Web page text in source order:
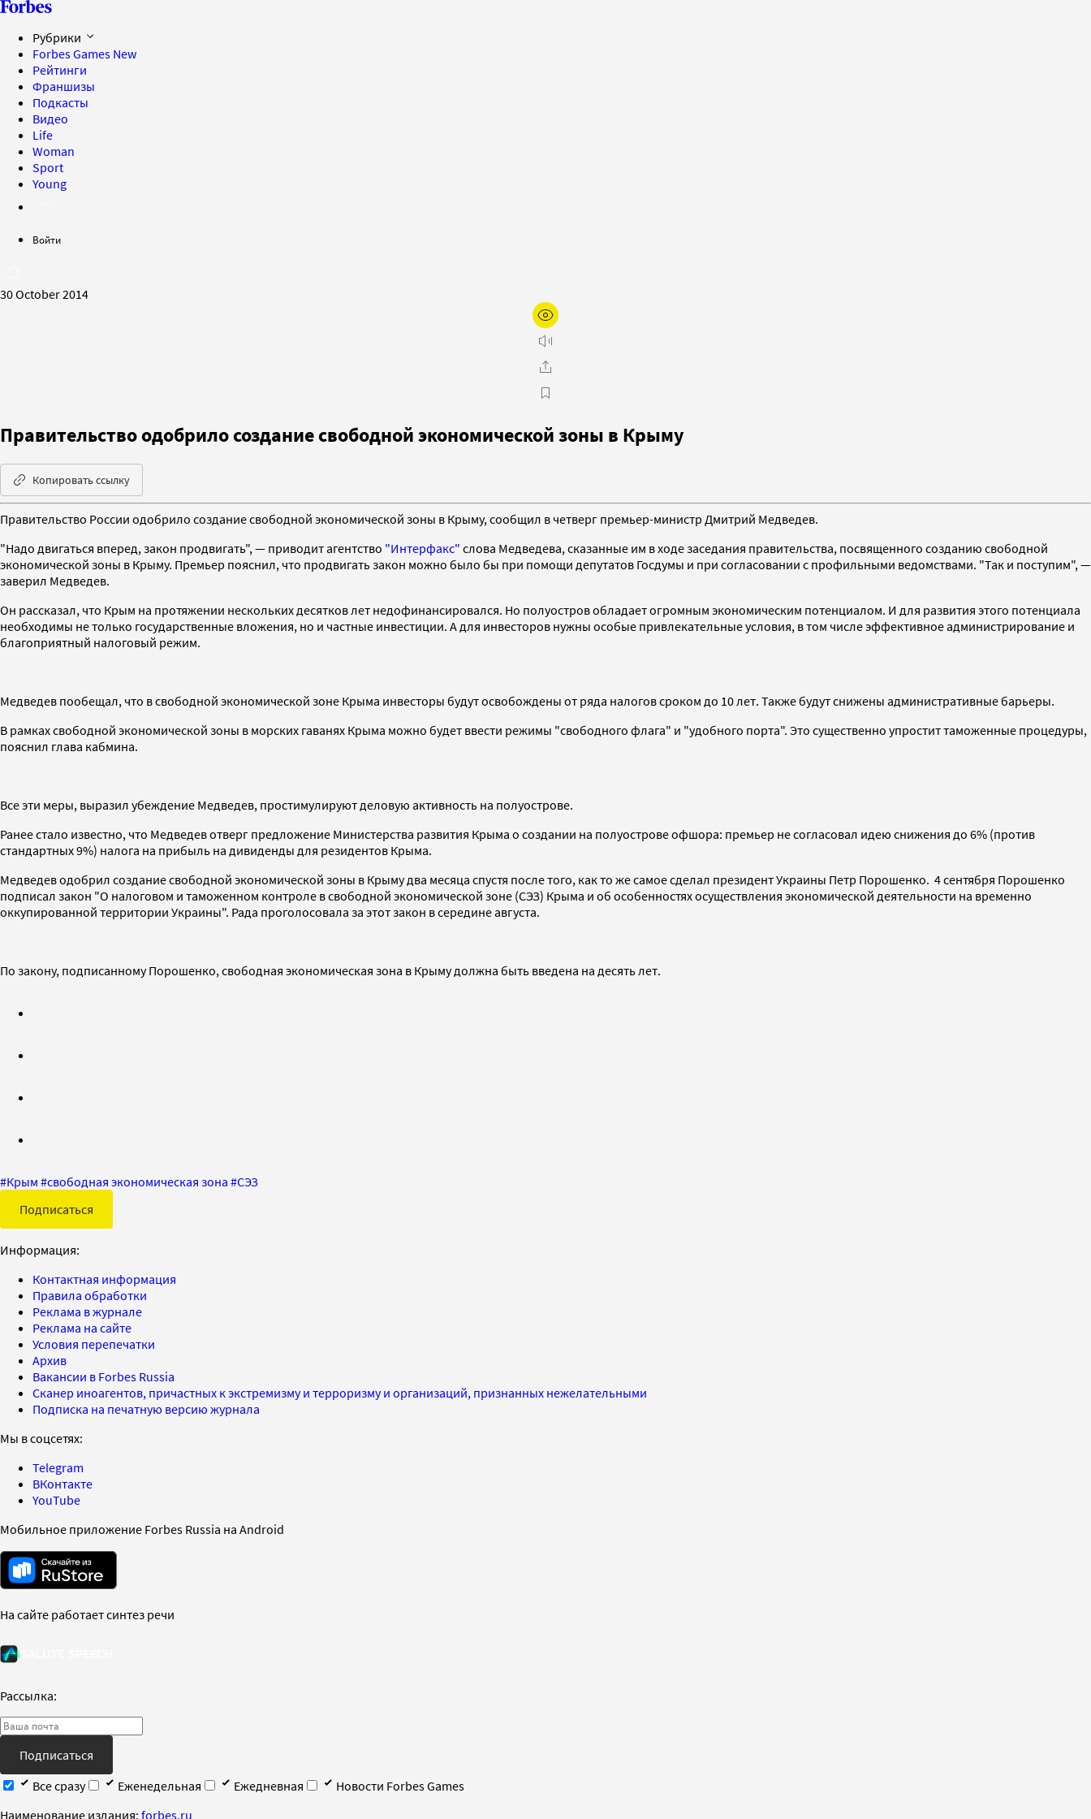
Рубрики
Forbes Games New
Рейтинги
Франшизы
Подкасты
Видео
Life
Woman
Sport
Young
Войти
30 October 2014
Правительство одобрило создание свободной экономической зоны в Крыму
Копировать ссылку
Правительство России одобрило создание свободной экономической зоны в Крыму, сообщил в четверг премьер-министр Дмитрий Медведев.
"Надо двигаться вперед, закон продвигать", — приводит агентство "Интерфакс" слова Медведева, сказанные им в ходе заседания правительства, посвященного созданию свободной
экономической зоны в Крыму. Премьер пояснил, что продвигать закон можно было бы при помощи депутатов Госдумы и при согласовании с профильными ведомствами. "Так и поступим", —
заверил Медведев.
Он рассказал, что Крым на протяжении нескольких десятков лет недофинансировался. Но полуостров обладает огромным экономическим потенциалом. И для развития этого потенциала
необходимы не только государственные вложения, но и частные инвестиции. А для инвесторов нужны особые привлекательные условия, в том числе эффективное администрирование и
благоприятный налоговый режим.
Медведев пообещал, что в свободной экономической зоне Крыма инвесторы будут освобождены от ряда налогов сроком до 10 лет. Также будут снижены административные барьеры.
В рамках свободной экономической зоны в морских гаванях Крыма можно будет ввести режимы "свободного флага" и "удобного порта". Это существенно упростит таможенные процедуры,
пояснил глава кабмина.
Все эти меры, выразил убеждение Медведев, простимулируют деловую активность на полуострове.
Ранее стало известно, что Медведев отверг предложение Министерства развития Крыма о создании на полуострове офшора: премьер не согласовал идею снижения до 6% (против
стандартных 9%) налога на прибыль на дивиденды для резидентов Крыма.
Медведев одобрил создание свободной экономической зоны в Крыму два месяца спустя после того, как то же самое сделал президент Украины Петр Порошенко. 4 сентября Порошенко
подписал закон "О налоговом и таможенном контроле в свободной экономической зоне (СЭЗ) Крыма и об особенностях осуществления экономической деятельности на временно
оккупированной территории Украины". Рада проголосовала за этот закон в середине августа.
По закону, подписанному Порошенко, свободная экономическая зона в Крыму должна быть введена на десять лет.
#Крым #свободная экономическая зона #СЭЗ
Подписаться
Информация:
Контактная информация
Правила обработки
Реклама в журнале
Реклама на сайте
Условия перепечатки
Архив
Вакансии в Forbes Russia
Сканер иноагентов, причастных к экстремизму и терроризму и организаций, признанных нежелательными
Подписка на печатную версию журнала
Мы в соцсетях:
Telegram
ВКонтакте
YouTube
Мобильное приложение Forbes Russia на Android
На сайте работает синтез речи
Рассылка:
Подписаться
Все сразу
Еженедельная Ежедневная
Новости Forbes Games
Наименование издания: forbes.ru